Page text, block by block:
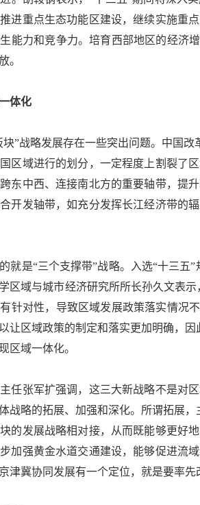
进重点生态功能区建设，继续实施重
能力和竞争力。培育西部地区的经济
。
体化
战略发展存在一些突出问题。中国改
区域进行的划分，一定程度上割裂了
东中西、连接南北方的重要轴带，提
开发轴带，如充分发挥长江经济带的
是“三个支撑带”战略。入选“十三五”
区域与城市经济研究所所长孙久文表
针对性，导致区域发展政策落实情况
让区域政策的制定和落实更加明确，
区域一体化。
张军扩强调，这三大新战略不是对区
战略的拓展、加强和深化。所谓拓展
的发展战略相对接，从而既能够更好
加强黄金水道交通建设，能够促进流
津冀协同发展有一个定位，就是要率